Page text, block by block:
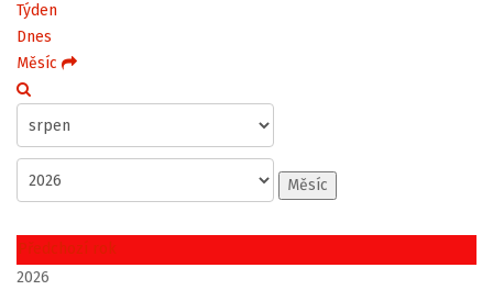
Týden
Dnes
Měsíc
Měsíc
Předchozí rok
2026